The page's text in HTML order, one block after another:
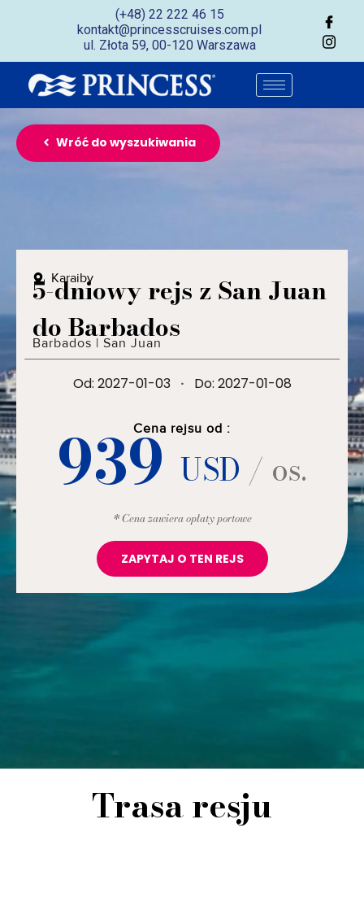
(+48) 22 222 46 15
kontakt@princesscruises.com.pl
ul. Złota 59, 00-120 Warszawa
Wróć do wyszukiwania
Karaiby
5-dniowy rejs z San Juan
do Barbados
Barbados | San Juan
Od: 2027-01-03 · Do: 2027-01-08
Cena rejsu od :
939USD / os.
* Cena zawiera opłaty portowe
ZAPYTAJ O TEN REJS
Trasa resju